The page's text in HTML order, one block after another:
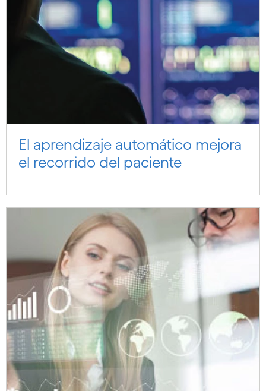
El aprendizaje automático mejora
el recorrido del paciente